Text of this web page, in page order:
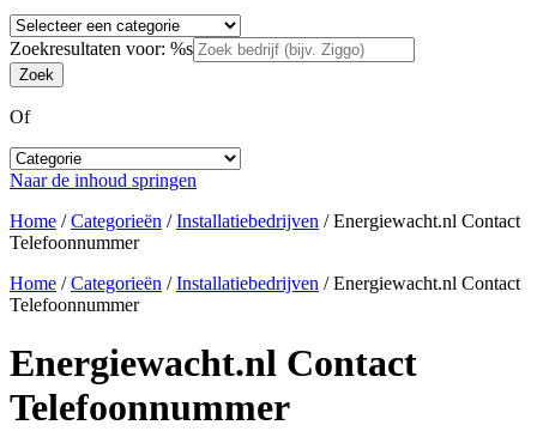
Zoekresultaten voor: %s
Of
Naar de inhoud springen
Home /Categorieën /Installatiebedrijven /Energiewacht.nl Contact
Telefoonnummer
Home /Categorieën /Installatiebedrijven /Energiewacht.nl Contact
Telefoonnummer
Energiewacht.nl Contact
Telefoonnummer